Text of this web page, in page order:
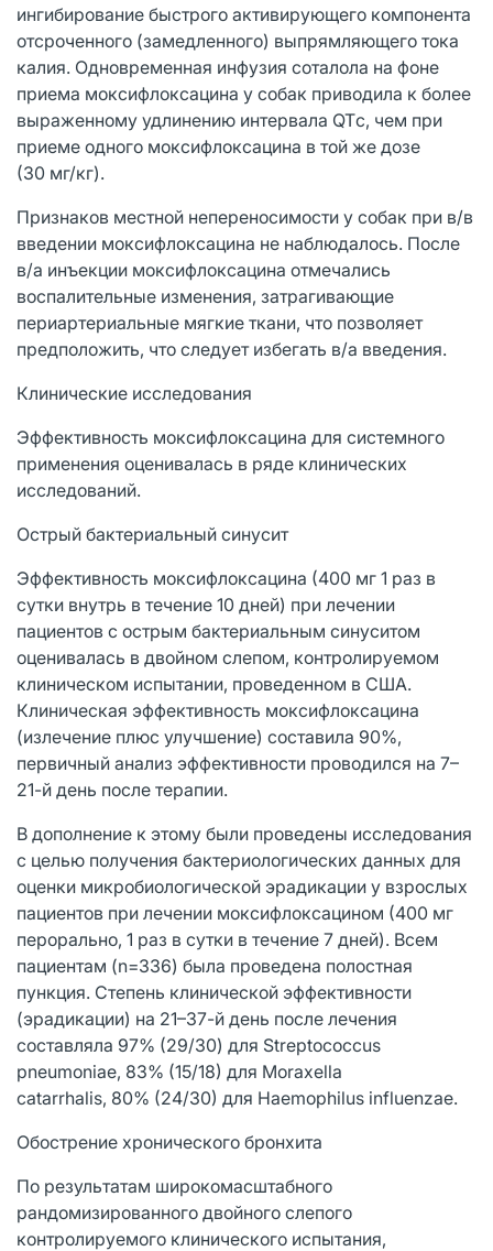
ингибирование быстрого активирующего компонента
отсроченного (замедленного) выпрямляющего тока
калия. Одновременная инфузия соталола на фоне
приема моксифлоксацина у собак приводила к более
выраженному удлинению интервала QTс, чем при
приеме одного моксифлоксацина в той же дозе
(30 мг/кг).
Признаков местной непереносимости у собак при в/в
введении моксифлоксацина не наблюдалось. После
в/а инъекции моксифлоксацина отмечались
воспалительные изменения, затрагивающие
периартериальные мягкие ткани, что позволяет
предположить, что следует избегать в/а введения.
Клинические исследования
Эффективность моксифлоксацина для системного
применения оценивалась в ряде клинических
исследований.
Острый бактериальный синусит
Эффективность моксифлоксацина (400 мг 1 раз в
сутки внутрь в течение 10 дней) при лечении
пациентов с острым бактериальным синуситом
оценивалась в двойном слепом, контролируемом
клиническом испытании, проведенном в США.
Клиническая эффективность моксифлоксацина
(излечение плюс улучшение) составила 90%,
первичный анализ эффективности проводился на 7–
21-й день после терапии.
В дополнение к этому были проведены исследования
с целью получения бактериологических данных для
оценки микробиологической эрадикации у взрослых
пациентов при лечении моксифлоксацином (400 мг
перорально, 1 раз в сутки в течение 7 дней). Всем
пациентам (n=336) была проведена полостная
пункция. Степень клинической эффективности
(эрадикации) на 21–37-й день после лечения
составляла 97% (29/30) для Streptococcus
pneumoniae, 83% (15/18) для Moraxella
catarrhalis, 80% (24/30) для Haemophilus influenzae.
Обострение хронического бронхита
По результатам широкомасштабного
рандомизированного двойного слепого
контролируемого клинического испытания,